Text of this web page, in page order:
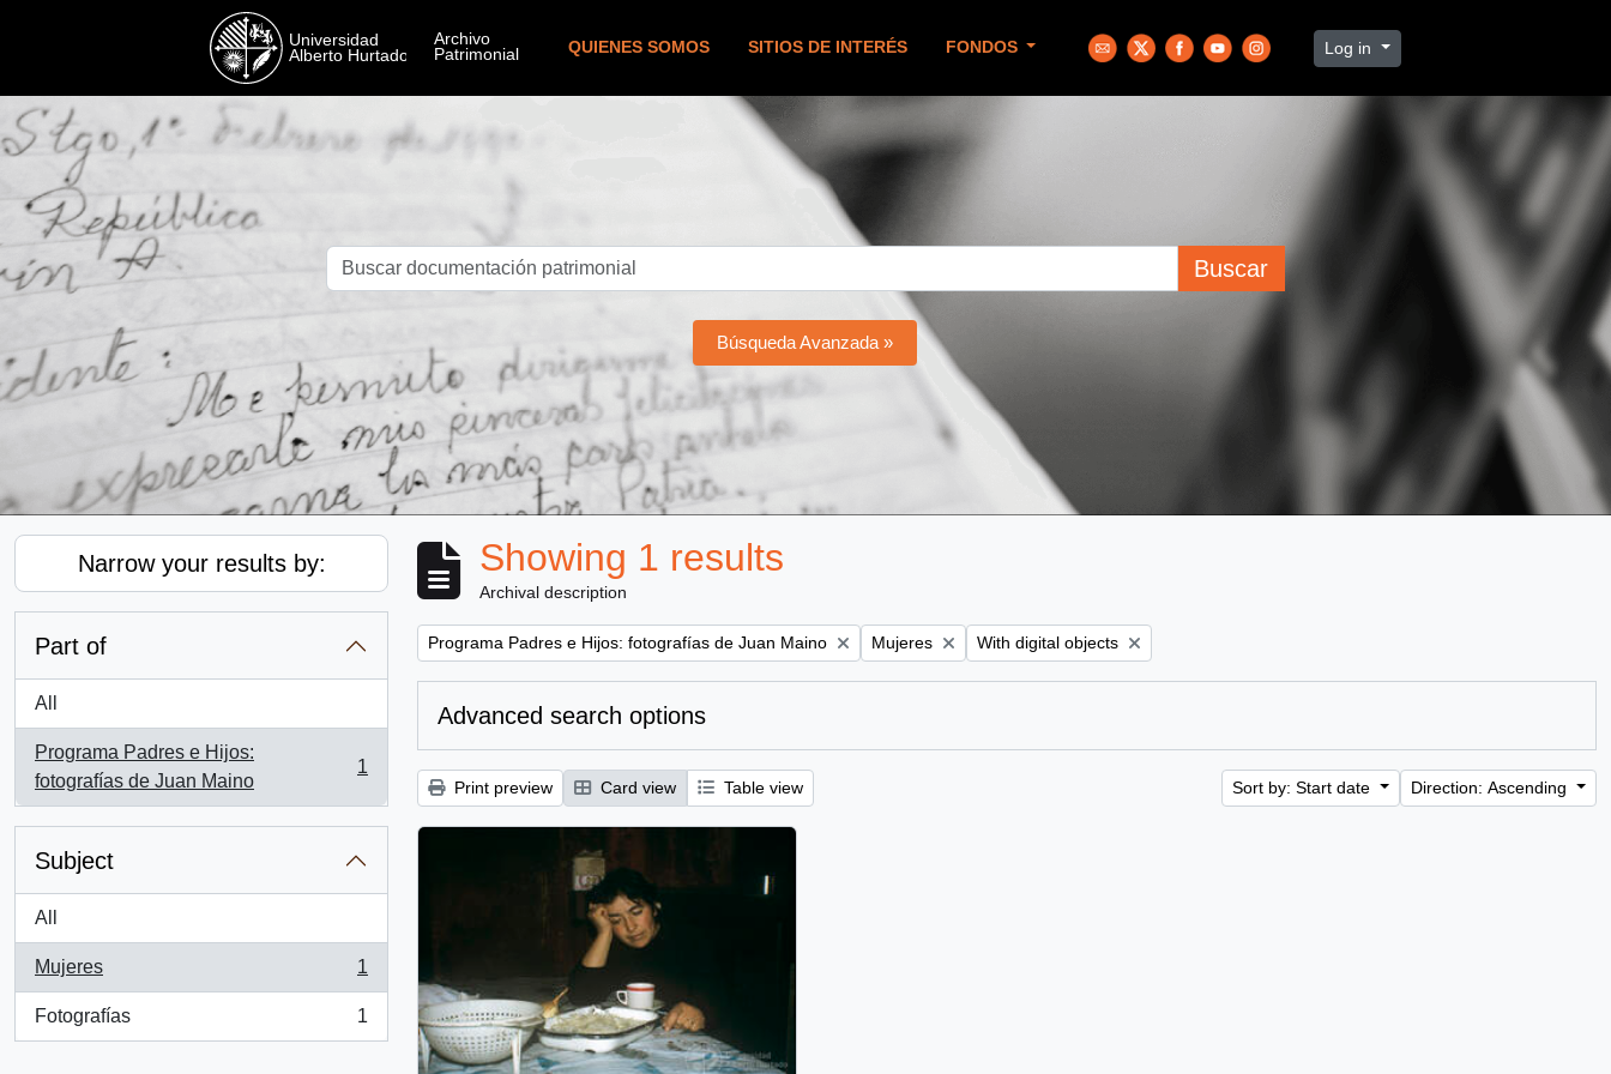
QUIENES SOMOS SITIOS DE INTERÉS FONDOS Log in
Buscar
Búsqueda Avanzada »
Narrow your results by:
Part of
All
Programa Padres e Hijos:
fotografías de Juan Maino
, 1 results
1
Subject
All
Mujeres
, 1 results
1
Fotografías
, 1 results
1
Showing 1 results
Archival description
Remove filter:
Programa Padres e Hijos: fotografías de Juan Maino Remove filter:
Mujeres Remove filter:
With digital objects
Advanced search options
Print preview Card view Table view Sort by: Start date Direction: Ascending